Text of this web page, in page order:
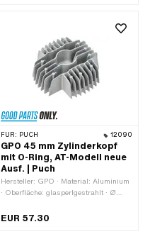
[mm]: 44 x 44 · Dekompressor: Nein ·
Getarnt: Nein · Anwendungsbereich:
FÜR: PUCH 12090
GPO 45 mm Zylinderkopf
mit O-Ring, AT-Modell neue
Ausf. | Puch
Hersteller: GPO · Material: Aluminium
· Oberfläche: glasperlgestrahlt · Ø
mm · Kerzengewinde: kurz · Breite: 137
EUR 57.30